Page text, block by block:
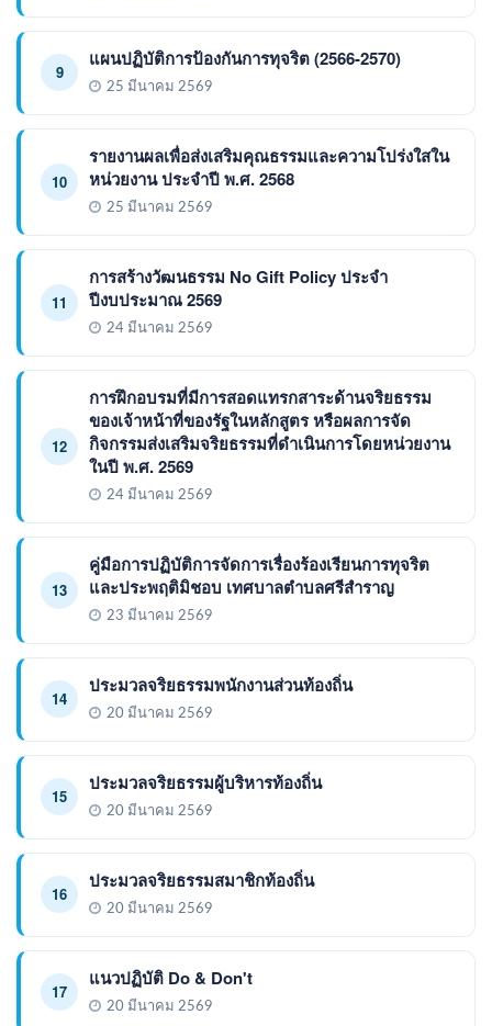
9
แผนปฏิบัติการป้องกันการทุจริต (2566-2570)
25 มีนาคม 2569
10
รายงานผลเพื่อส่งเสริมคุณธรรมและความโปร่งใสใน
หน่วยงาน ประจำปี พ.ศ. 2568
25 มีนาคม 2569
11
การสร้างวัฒนธรรม No Gift Policy ประจำ
ปีงบประมาณ 2569
24 มีนาคม 2569
12
การฝึกอบรมที่มีการสอดแทรกสาระด้านจริยธรรม
ของเจ้าหน้าที่ของรัฐในหลักสูตร หรือผลการจัด
กิจกรรมส่งเสริมจริยธรรมที่ดำเนินการโดยหน่วยงาน
ในปี พ.ศ. 2569
24 มีนาคม 2569
13
คู่มือการปฏิบัติการจัดการเรื่องร้องเรียนการทุจริต
และประพฤติมิชอบ เทศบาลตำบลศรีสำราญ
23 มีนาคม 2569
14
ประมวลจริยธรรมพนักงานส่วนท้องถิ่น
20 มีนาคม 2569
15
ประมวลจริยธรรมผู้บริหารท้องถิ่น
20 มีนาคม 2569
16
ประมวลจริยธรรมสมาชิกท้องถิ่น
20 มีนาคม 2569
17
แนวปฏิบัติ Do & Don't
20 มีนาคม 2569